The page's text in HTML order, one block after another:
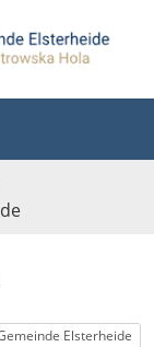
Elsterheide